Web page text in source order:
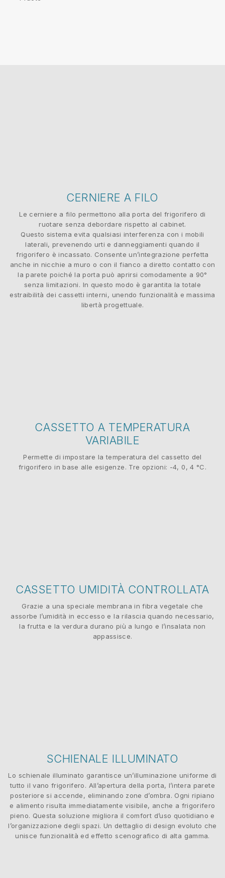
CERNIERE A FILO
Le cerniere a filo permettono alla porta del frigorifero di
ruotare senza debordare rispetto al cabinet.
Questo sistema evita qualsiasi interferenza con i mobili
laterali, prevenendo urti e danneggiamenti quando il
frigorifero è incassato. Consente un’integrazione perfetta
anche in nicchie a muro o con il fianco a diretto contatto con
la parete poiché la porta può aprirsi comodamente a 90°
senza limitazioni. In questo modo è garantita la totale
estraibilità dei cassetti interni, unendo funzionalità e massima
libertà progettuale.
CASSETTO A TEMPERATURA
VARIABILE
Permette di impostare la temperatura del cassetto del
frigorifero in base alle esigenze. Tre opzioni: -4, 0, 4 °C.
CASSETTO UMIDITÀ CONTROLLATA
Grazie a una speciale membrana in fibra vegetale che
assorbe l’umidità in eccesso e la rilascia quando necessario,
la frutta e la verdura durano più a lungo e l’insalata non
appassisce.
SCHIENALE ILLUMINATO
Lo schienale illuminato garantisce un’illuminazione uniforme di
tutto il vano frigorifero. All’apertura della porta, l’intera parete
posteriore si accende, eliminando zone d’ombra. Ogni ripiano
e alimento risulta immediatamente visibile, anche a frigorifero
pieno. Questa soluzione migliora il comfort d’uso quotidiano e
l’organizzazione degli spazi. Un dettaglio di design evoluto che
unisce funzionalità ed effetto scenografico di alta gamma.